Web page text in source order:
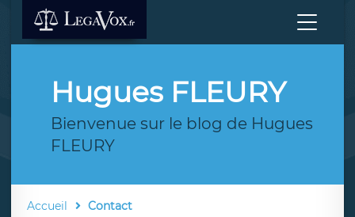
Hugues FLEURY
Bienvenue sur le blog de Hugues
FLEURY
Accueil Contact